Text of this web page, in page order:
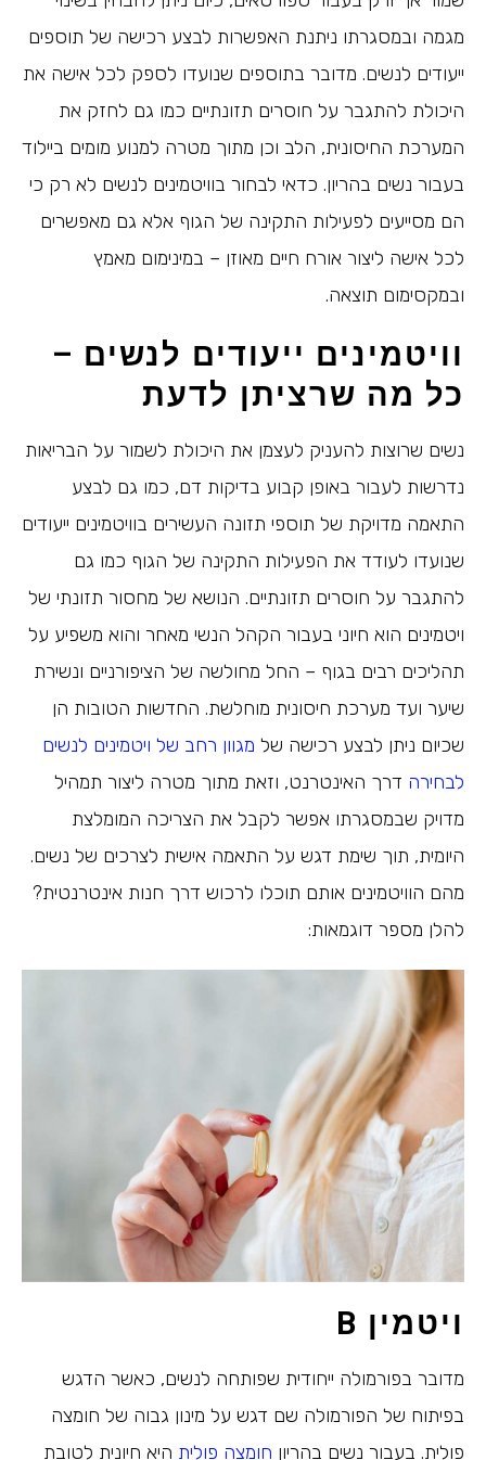
מגמה ובמסגרתו ניתנת האפשרות לבצע רכישה של תוספים
ייעודים לנשים. מדובר בתוספים שנועדו לספק לכל אישה את
היכולת להתגבר על חוסרים תזונתיים כמו גם לחזק את
המערכת החיסונית, הלב וכן מתוך מטרה למנוע מומים ביילוד
בעבור נשים בהריון. כדאי לבחור בוויטמינים לנשים לא רק כי
הם מסייעים לפעילות התקינה של הגוף אלא גם מאפשרים
לכל אישה ליצור אורח חיים מאוזן – במינימום מאמץ
ובמקסימום תוצאה.
וויטמינים ייעודים לנשים –
כל מה שרציתן לדעת
נשים שרוצות להעניק לעצמן את היכולת לשמור על הבריאות
נדרשות לעבור באופן קבוע בדיקות דם, כמו גם לבצע
התאמה מדויקת של תוספי תזונה העשירים בוויטמינים ייעודים
שנועדו לעודד את הפעילות התקינה של הגוף כמו גם
להתגבר על חוסרים תזונתיים. הנושא של מחסור תזונתי של
ויטמינים הוא חיוני בעבור הקהל הנשי מאחר והוא משפיע על
תהליכים רבים בגוף – החל מחולשה של הציפורניים ונשירת
שיער ועד מערכת חיסונית מוחלשת. החדשות הטובות הן
שכיום ניתן לבצע רכישה של מגוון רחב של ויטמינים לנשים
לבחירה דרך האינטרנט, וזאת מתוך מטרה ליצור תמהיל
מדויק שבמסגרתו אפשר לקבל את הצריכה המומלצת
היומית, תוך שימת דגש על התאמה אישית לצרכים של נשים.
מהם הוויטמינים אותם תוכלו לרכוש דרך חנות אינטרנטית?
להלן מספר דוגמאות:
ויטמין B
מדובר בפורמולה ייחודית שפותחה לנשים, כאשר הדגש
בפיתוח של הפורמולה שם דגש על מינון גבוה של חומצה
פולית. בעבור נשים בהריון חומצה פולית היא חיונית לטובת